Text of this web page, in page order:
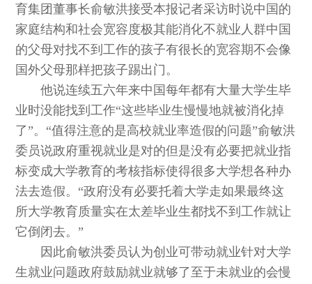
育集团董事长俞敏洪接受本报记者采访时说中国的
家庭结构和社会宽容度极其能消化不就业人群中国
的父母对找不到工作的孩子有很长的宽容期不会像
国外父母那样把孩子踢出门。
他说连续五六年来中国每年都有大量大学生毕
业时没能找到工作“这些毕业生慢慢地就被消化掉
了”。“值得注意的是高校就业率造假的问题”俞敏洪
委员说政府重视就业是对的但是没有必要把就业指
标变成大学教育的考核指标使得很多大学想各种办
法去造假。“政府没有必要托着大学走如果最终这
所大学教育质量实在太差毕业生都找不到工作就让
它倒闭去。”
因此俞敏洪委员认为创业可带动就业针对大学
生就业问题政府鼓励就业就够了至于未就业的会慢